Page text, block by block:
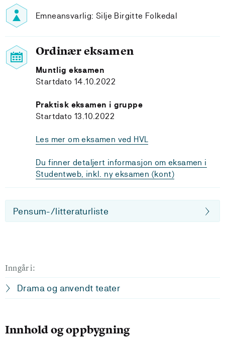
Emneansvarlig: Silje Birgitte Folkedal
Ordinær eksamen
Muntlig eksamen
Startdato 14.10.2022
Praktisk eksamen i gruppe
Startdato 13.10.2022
Les mer om eksamen ved HVL
Du finner detaljert informasjon om eksamen i
Studentweb, inkl. ny eksamen (kont)
Pensum-/litteraturliste
Inngår i:
Drama og anvendt teater
Innhold og oppbygning